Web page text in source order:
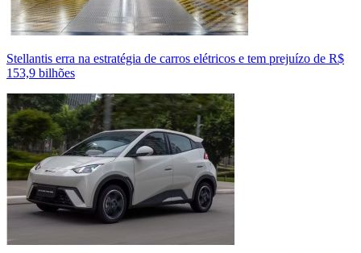
Stellantis erra na estratégia de carros elétricos e tem prejuízo de R$
153,9 bilhões